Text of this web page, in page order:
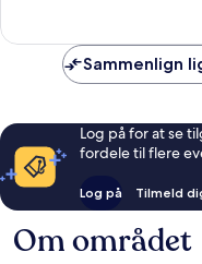
anmeldelser
Sammenlign
Log på for at se
fordele til flere
Log på Tilmeld
Om området